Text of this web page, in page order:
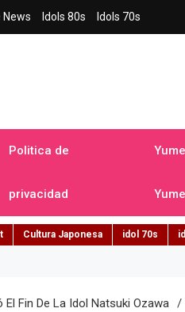
Idols 80s Idols 70s
Politica de
privacidad
Cultura Japonesa idol 70s
Fin De La Idol Natsuki Ozawa